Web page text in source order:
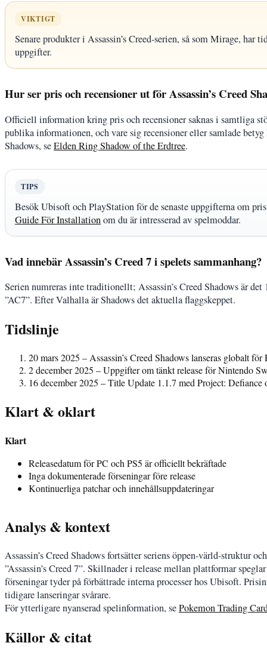
VIKTIGT
Senare produkter i Assassin’s Creed-serien, så som Mirage,
uppgifter.
Hur ser pris och recensioner ut för Assassin’s Creed
Officiell information kring pris och recensioner saknas i samtliga
publika informationen, och vare sig recensioner eller samlade
Shadows, seElden Ring Shadow of the Erdtree.
TIPS
Besök Ubisoft och PlayStation för de senaste uppgifterna om
Guide För Installationom du är intresserad av spelmoddar.
Vad innebär Assassin’s Creed 7 i spelets sammanhang?
Serien numreras inte traditionellt; Assassin’s Creed Shadows är
”AC7”. Efter Valhalla är Shadows det aktuella flaggskeppet.
Tidslinje
20 mars 2025 – Assassin’s Creed Shadows lanseras globalt
2 december 2025 – Uppgifter om tänkt release för Nintendo
16 december 2025 – Title Update 1.1.7 med Project:
Klart & oklart
Klart
Releasedatum för PC och PS5 är officiellt bekräftade
Inga dokumenterade förseningar före release
Kontinuerliga patchar och innehållsuppdateringar
Analys & kontext
Assassin’s Creed Shadows fortsätter seriens öppen-värld-struktur
”Assassin’s Creed 7”. Skillnader i release mellan plattformar
förseningar tyder på förbättrade interna processer hos Ubisoft.
tidigare lanseringar svårare.
För ytterligare nyanserad spelinformation, sePokemon Trading
Källor & citat